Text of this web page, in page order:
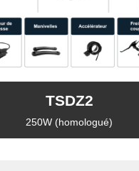
TSDZ2
250W (homologué)